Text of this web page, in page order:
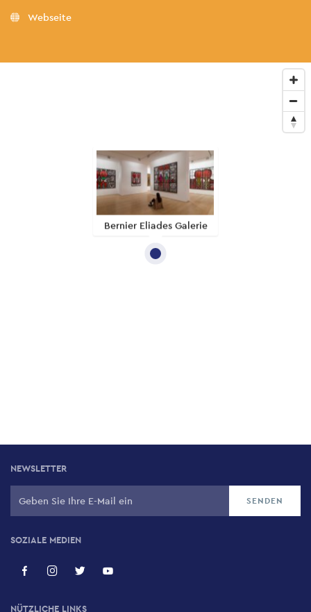
Webseite
Bernier Eliades Galerie
NEWSLETTER
SOZIALE MEDIEN
NÜTZLICHE LINKS